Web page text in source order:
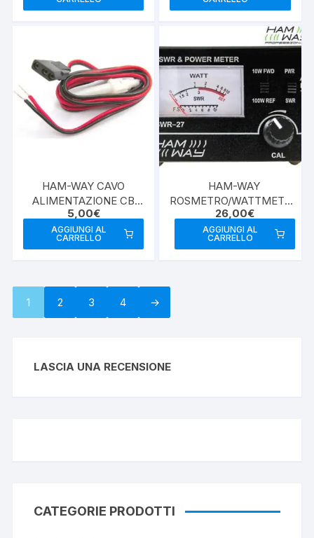
HAM-WAY CAVO
ALIMENTAZIONE CB
MIDLAND RINFORZATO
5,00€
AGGIUNGI AL
CARRELLO
HAM-WAY
ROSMETRO/WATTMETRO
25/30 MHZ
26,00€
AGGIUNGI AL
CARRELLO
1 2 3 4 →
LASCIA UNA RECENSIONE
CATEGORIE PRODOTTI